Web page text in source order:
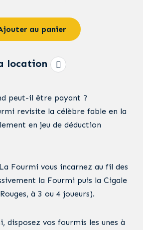
au panier
location
peut-il être payant ?
revisite la célèbre fable en la
en jeu de déduction
Fourmi vous incarnez au fil des
la Fourmi puis la Cigale
à 3 ou 4 joueurs).
disposez vos fourmis les unes à